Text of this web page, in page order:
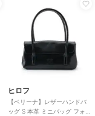
ヒロフ
【ベリーナ】レザーハンドバ
ッグ S 本革 ミニバッグ フォー